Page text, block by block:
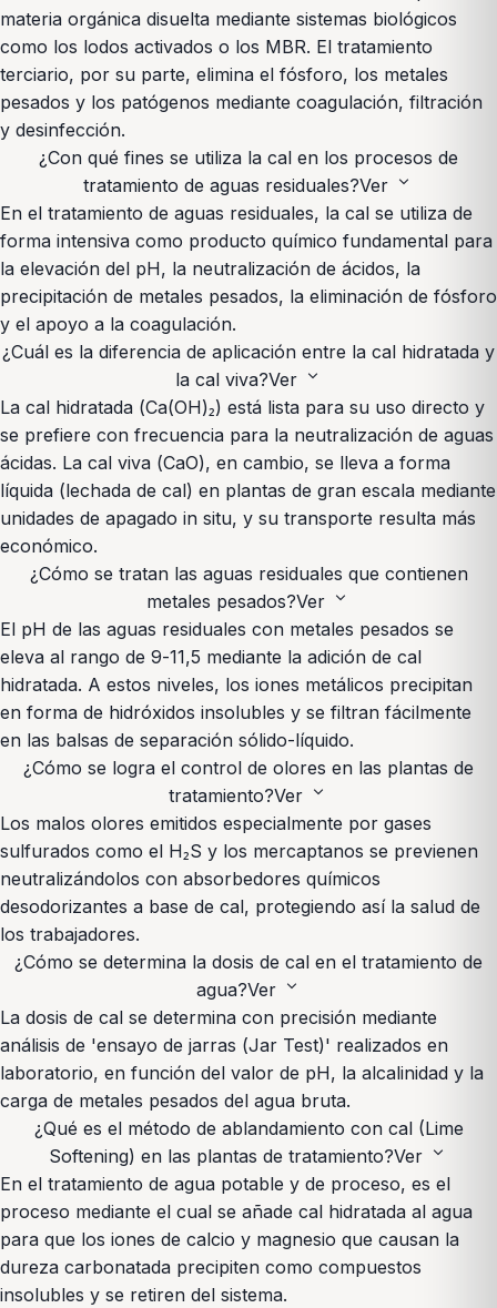
materia orgánica disuelta mediante sistemas biológicos
como los lodos activados o los MBR. El tratamiento
terciario, por su parte, elimina el fósforo, los metales
pesados y los patógenos mediante coagulación, filtración
y desinfección.
¿Con qué fines se utiliza la cal en los procesos de
tratamiento de aguas residuales?Ver expand_more
En el tratamiento de aguas residuales, la cal se utiliza de
forma intensiva como producto químico fundamental para
la elevación del pH, la neutralización de ácidos, la
precipitación de metales pesados, la eliminación de fósforo
y el apoyo a la coagulación.
¿Cuál es la diferencia de aplicación entre la cal hidratada y
la cal viva?Ver expand_more
La cal hidratada (Ca(OH)₂) está lista para su uso directo y
se prefiere con frecuencia para la neutralización de aguas
ácidas. La cal viva (CaO), en cambio, se lleva a forma
líquida (lechada de cal) en plantas de gran escala mediante
unidades de apagado in situ, y su transporte resulta más
económico.
¿Cómo se tratan las aguas residuales que contienen
metales pesados?Ver expand_more
El pH de las aguas residuales con metales pesados se
eleva al rango de 9-11,5 mediante la adición de cal
hidratada. A estos niveles, los iones metálicos precipitan
en forma de hidróxidos insolubles y se filtran fácilmente
en las balsas de separación sólido-líquido.
¿Cómo se logra el control de olores en las plantas de
tratamiento?Ver expand_more
Los malos olores emitidos especialmente por gases
sulfurados como el H₂S y los mercaptanos se previenen
neutralizándolos con absorbedores químicos
desodorizantes a base de cal, protegiendo así la salud de
los trabajadores.
¿Cómo se determina la dosis de cal en el tratamiento de
agua?Ver expand_more
La dosis de cal se determina con precisión mediante
análisis de 'ensayo de jarras (Jar Test)' realizados en
laboratorio, en función del valor de pH, la alcalinidad y la
carga de metales pesados del agua bruta.
¿Qué es el método de ablandamiento con cal (Lime
Softening) en las plantas de tratamiento?Ver expand_more
En el tratamiento de agua potable y de proceso, es el
proceso mediante el cual se añade cal hidratada al agua
para que los iones de calcio y magnesio que causan la
dureza carbonatada precipiten como compuestos
insolubles y se retiren del sistema.